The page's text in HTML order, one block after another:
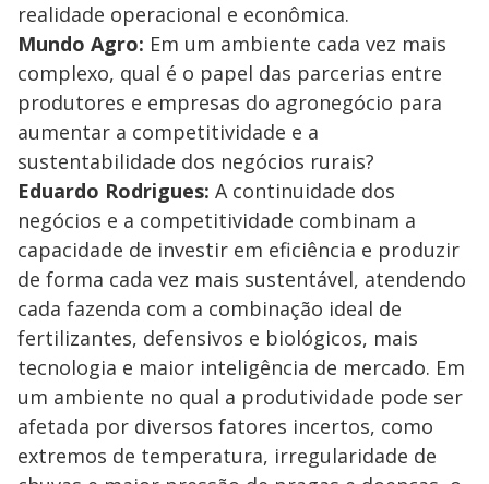
realidade operacional e econômica.
Mundo Agro: Em um ambiente cada vez mais
complexo, qual é o papel das parcerias entre
produtores e empresas do agronegócio para
aumentar a competitividade e a
sustentabilidade dos negócios rurais?
Eduardo Rodrigues: A continuidade dos
negócios e a competitividade combinam a
capacidade de investir em eficiência e produzir
de forma cada vez mais sustentável, atendendo
cada fazenda com a combinação ideal de
fertilizantes, defensivos e biológicos, mais
tecnologia e maior inteligência de mercado. Em
um ambiente no qual a produtividade pode ser
afetada por diversos fatores incertos, como
extremos de temperatura, irregularidade de